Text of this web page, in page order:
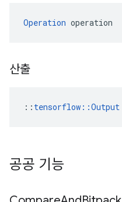
Operation operation
산출
:: tensorflow::Output
공공 기능